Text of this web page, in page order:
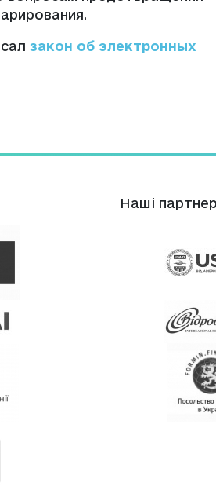
закон об электронных
Нашi